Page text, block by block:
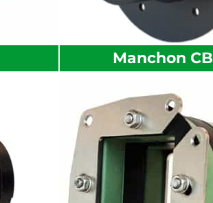
Manchon CB